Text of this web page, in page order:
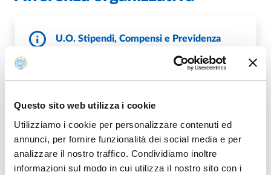
Questo sito web utilizza i cookie
Utilizziamo i cookie per personalizzare contenuti ed
annunci, per fornire funzionalità dei social media e per
analizzare il nostro traffico. Condividiamo inoltre
informazioni sul modo in cui utilizza il nostro sito con i
U.O. Stipendi, Compensi e Previdenza
P. protocollo@pec.unipr.it
VAI ALLA SCHEDA DI U.O. STIPENDI, COMPENSI E
Altro personale della struttura a questo